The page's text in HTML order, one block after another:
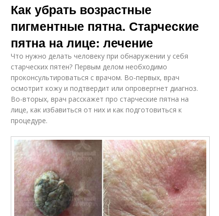
Как убрать возрастные
пигментные пятна. Старческие
пятна на лице: лечение
Что нужно делать человеку при обнаружении у себя
старческих пятен? Первым делом необходимо
проконсультироваться с врачом. Во-первых, врач
осмотрит кожу и подтвердит или опровергнет диагноз.
Во-вторых, врач расскажет про старческие пятна на
лице, как избавиться от них и как подготовиться к
процедуре.